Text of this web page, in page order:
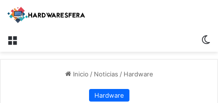
Menú
Inicio / Noticias / Hardware
Hardware